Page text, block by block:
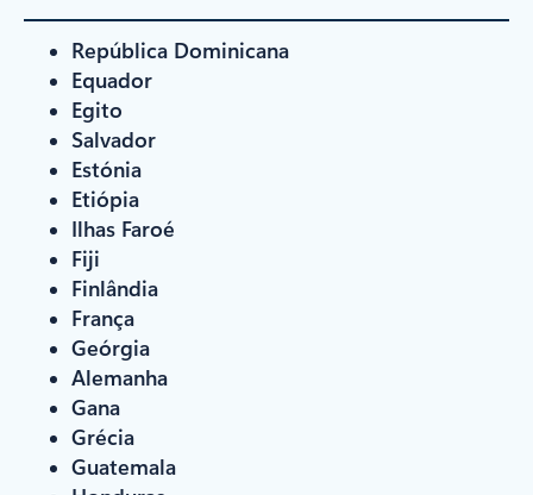
República Dominicana
Equador
Egito
Salvador
Estónia
Etiópia
Ilhas Faroé
Fiji
Finlândia
França
Geórgia
Alemanha
Gana
Grécia
Guatemala